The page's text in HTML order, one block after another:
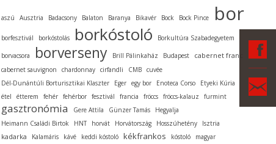
aszú Ausztria Badacsony Balaton Baranya Bikavér Bock Bock Pince bor
borfesztivál borkóstolás borkóstoló Borkultúra Szabadegyetem
borvacsora borverseny Brill Pálinkaház Budapest cabernet franc
cabernet sauvignon chardonnay cirfandli CMB cuvée
Dél-Dunántúli Borturisztikai Klaszter
Eger egy bor Enoteca Corso
Etyeki Kúria
étel
étterem fehér fehérbor fesztivál francia fröccs fröccs-kalauz furmint
gasztronómia Gere Attila Günzer Tamás
Hegyalja
Heimann Családi Birtok
HNT horvát Horvátország Hosszúhetény Isztria
kadarka Kalamáris kávé keddi kóstoló kékfrankos kóstoló
magyar